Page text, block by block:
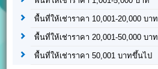
พื้นที่ให้เช่าราคา 10,001-20,000 บาท
พื้นที่ให้เช่าราคา 20,001-50,000 บาท
พื้นที่ให้เช่าราคา 50,001 บาทขึ้นไป